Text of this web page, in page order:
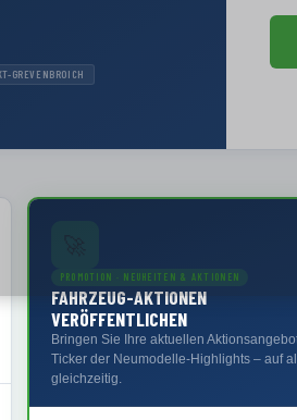
GREVENBROICH
PROMOTION · NEUHEITEN & AKTIONEN
FAHRZEUG-AKTIONEN
VERÖFFENTLICHEN
Bringen Sie Ihre aktuellen
Ticker der Neumodelle-Highlights – auf
gleichzeitig.